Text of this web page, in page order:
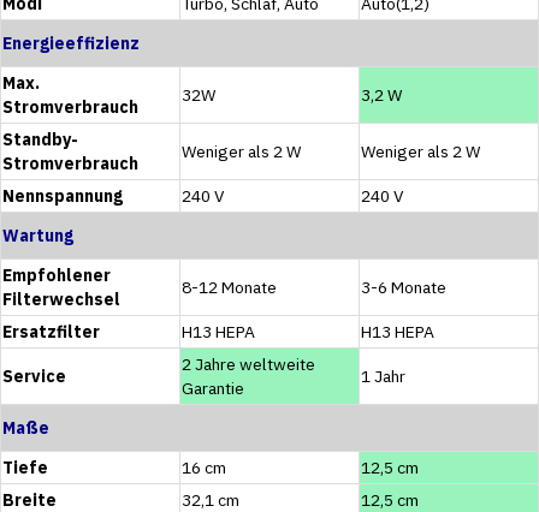
Energieeffizienz
Max.
Stromverbrauch
32W 3,2 W
Standby-
Stromverbrauch
Weniger als 2 W Weniger als 2 W
Nennspannung 240 V
240 V
Wartung
Empfohlener
Filterwechsel
8-12 Monate 3-6 Monate
Ersatzfilter H13 HEPA H13 HEPA
Service
2 Jahre weltweite
Garantie
1 Jahr
Maße
Tiefe
16 cm
12,5 cm
Breite
32,1 cm
12,5 cm